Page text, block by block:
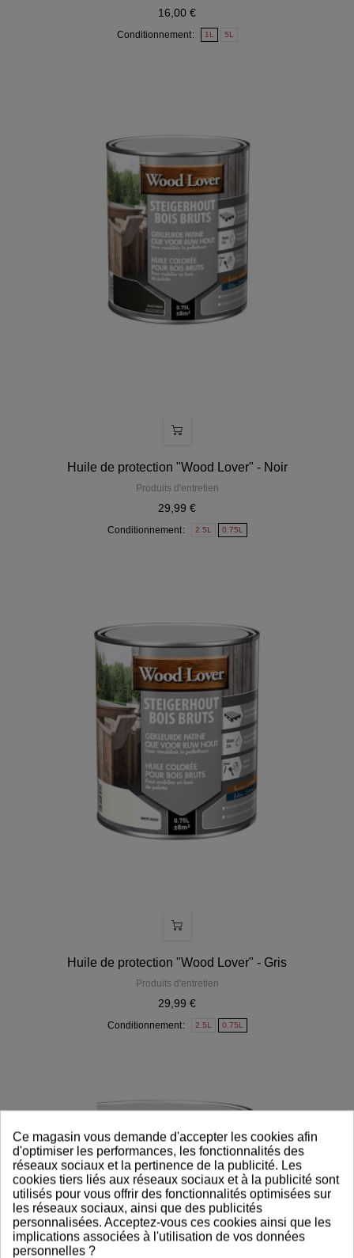
16,00 €
Conditionnement 1L 5L
Huile de protection "Wood Lover" - Noir
Produits d'entretien
29,99 €
Conditionnement 2.5L 0.75L
Huile de protection "Wood Lover" - Gris
Produits d'entretien
29,99 €
Conditionnement 2.5L 0.75L
Ce magasin vous demande d'accepter les cookies afin
d'optimiser les performances, les fonctionnalités des
réseaux sociaux et la pertinence de la publicité. Les
cookies tiers liés aux réseaux sociaux et à la publicité sont
utilisés pour vous offrir des fonctionnalités optimisées sur
les réseaux sociaux, ainsi que des publicités
personnalisées. Acceptez-vous ces cookies ainsi que les
implications associées à l'utilisation de vos données
personnelles ?